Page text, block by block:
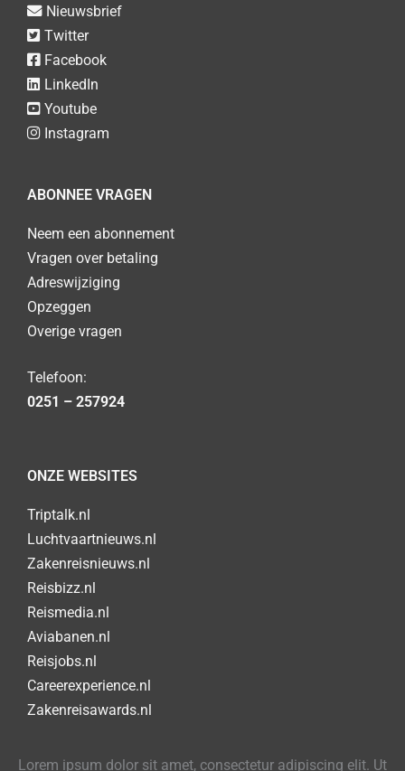
Nieuwsbrief
Twitter
Facebook
LinkedIn
Youtube
Instagram
ABONNEE VRAGEN
Neem een abonnement
Vragen over betaling
Adreswijziging
Opzeggen
Overige vragen
Telefoon:
0251 – 257924
ONZE WEBSITES
Triptalk.nl
Luchtvaartnieuws.nl
Zakenreisnieuws.nl
Reisbizz.nl
Reismedia.nl
Aviabanen.nl
Reisjobs.nl
Careerexperience.nl
Zakenreisawards.nl
Lorem ipsum dolor sit amet, consectetur adipiscing elit. Ut